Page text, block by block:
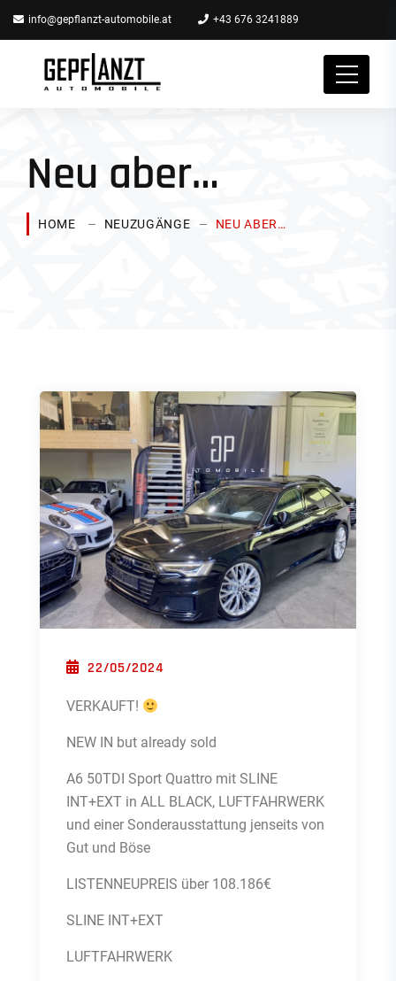
info@gepflanzt-automobile.at +43 676 3241889
Neu aber…
HOME NEUZUGÄNGE NEU ABER…
POSTED ON
22/05/2024
VERKAUFT!
NEW IN but already sold
A6 50TDI Sport Quattro mit SLINE
INT+EXT in ALL BLACK, LUFTFAHRWERK
und einer Sonderausstattung jenseits von
Gut und Böse
LISTENNEUPREIS über 108.186€
SLINE INT+EXT
LUFTFAHRWERK